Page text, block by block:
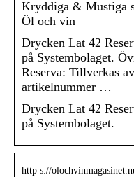
Kryddiga & Mustiga
Öl och vin
Drycken Lat 42
på Systembolaget.
Reserva: Tillverkas
artikelnummer …
Drycken Lat 42
på Systembolaget.
http s://